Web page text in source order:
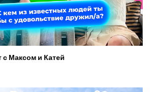
с Максом и Катей